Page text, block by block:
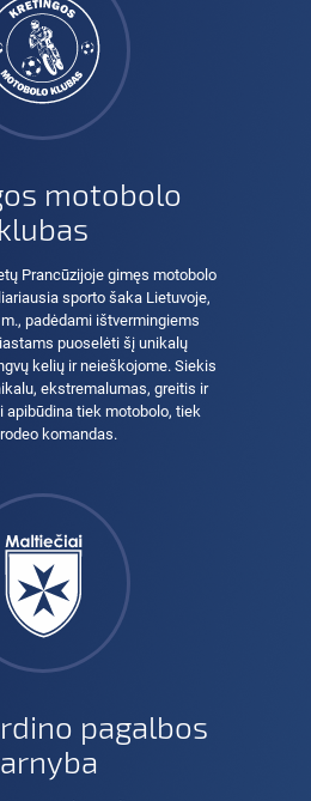
motobolo
klubas
Prancūzijoje gimęs motobolo
sporto šaka Lietuvoje,
padėdami ištvermingiems
puoselėti šį unikalų
kelių ir neieškojome. Siekis
ekstremalumas, greitis ir
apibūdina tiek motobolo, tiek
komandas.
pagalbos